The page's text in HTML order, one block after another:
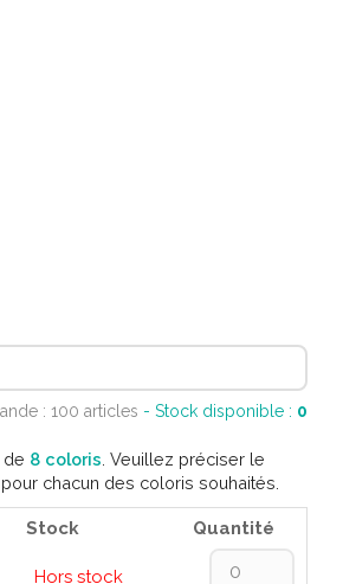
: 100 articles - Stock disponible : 0
de 8 coloris . Veuillez préciser le
chacun des coloris souhaités.
Stock Quantité
Hors stock